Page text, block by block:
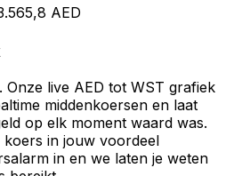
AED
Onze live AED tot WST grafiek
middenkoersen en laat
op elk moment waard was.
in jouw voordeel
in en we laten je weten